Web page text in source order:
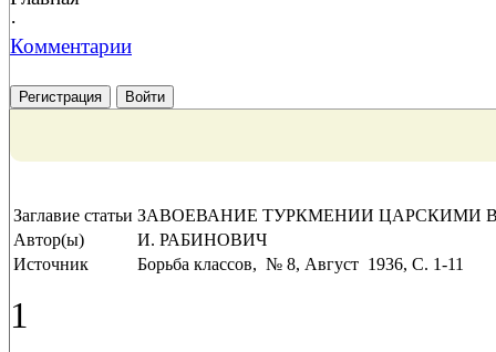
·
Комментарии
Регистрация Войти
Заглавие статьи ЗАВОЕВАНИЕ ТУРКМЕНИИ ЦАРСКИМИ
Автор(ы)
И. РАБИНОВИЧ
Источник
Борьба классов, № 8, Август 1936, C. 1-11
1